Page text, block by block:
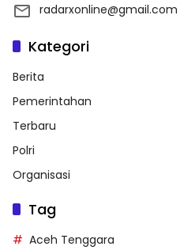
radarxonline@gmail.com
Kategori
Berita
Pemerintahan
Terbaru
Polri
Organisasi
Tag
Aceh Tenggara